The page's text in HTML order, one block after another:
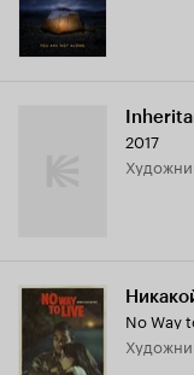
2017
No Way